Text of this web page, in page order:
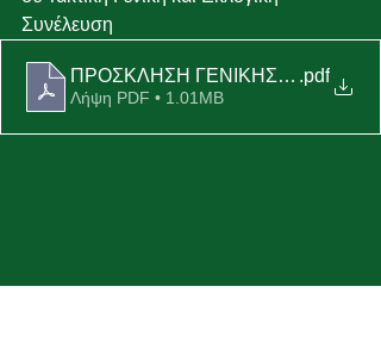
Συνέλευση
ΠΡΟΣΚΛΗΣΗ ΓΕΝΙΚΗΣ .pdf
Λήψη PDF • 1.01MB